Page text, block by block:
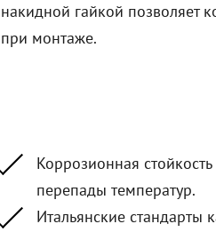
накидной гайкой позволяет
при монтаже.
Коррозионная
перепады температур.
Итальянские стандарты